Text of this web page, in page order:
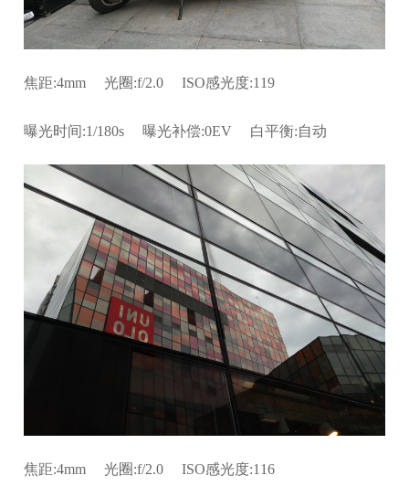
焦距:4mm 光圈:f/2.0 ISO感光度:119
曝光时间:1/180s 曝光补偿:0EV 白平衡:自动
焦距:4mm 光圈:f/2.0 ISO感光度:116